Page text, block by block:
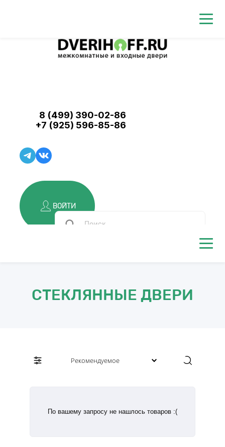
8 (499) 390-02-86
+7 (925) 596-85-86
ВОЙТИ
СТЕКЛЯННЫЕ ДВЕРИ
По вашему запросу не нашлось товаров :(